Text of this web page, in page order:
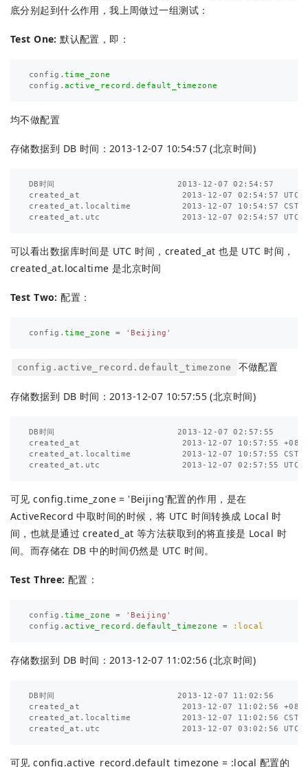
底分别起到什么作用，我上周做过一组测试：
Test One: 默认配置，即：
config . time_zone
config . active_record . default_timezone
均不做配置
存储数据到 DB 时间：2013-12-07 10:54:57 (北京时间)
DB时间                        2013-12-07 02:54:57
created_at                    2013-12-07 02:54:57 UTC
created_at.localtime          2013-12-07 10:54:57 CST
可以看出数据库时间是 UTC 时间，created_at 也是 UTC 时间，
created_at.localtime 是北京时间
Test Two: 配置：
config . time_zone = 'Beijing'
config.active_record.default_timezone 不做配置
存储数据到 DB 时间：2013-12-07 10:57:55 (北京时间)
DB时间                        2013-12-07 02:57:55
created_at                    2013-12-07 10:57:55 +0800
created_at.localtime          2013-12-07 10:57:55 CST
可见 config.time_zone = 'Beijing'配置的作用，是在
ActiveRecord 中取时间的时候，将 UTC 时间转换成 Local 时
间，也就是通过 created_at 等方法获取到的将直接是 Local 时
间。而存储在 DB 中的时间仍然是 UTC 时间。
Test Three: 配置：
config . time_zone =
'Beijing'
config . active_record . default_timezone = :local
存储数据到 DB 时间：2013-12-07 11:02:56 (北京时间)
DB时间                        2013-12-07 11:02:56
created_at                    2013-12-07 11:02:56
created_at.localtime          2013-12-07 11:02:56 CST
可见 config.active_record.default_timezone = :local 配置的